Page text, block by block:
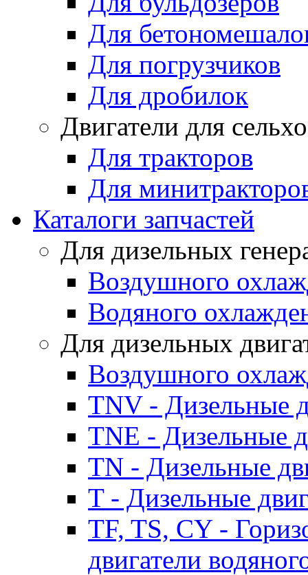
Для
Для погрузчиков
Для дробилок
Двигатели для
Для тракторов
Для
Каталоги запчастей
Для дизельных
Воздушного
Водяного
Для дизельных
Воздушного
TNV - Дизельные
TNE - Дизельные
TN - Дизельные
T - Дизельные
TF, TS, CY -
двигатели